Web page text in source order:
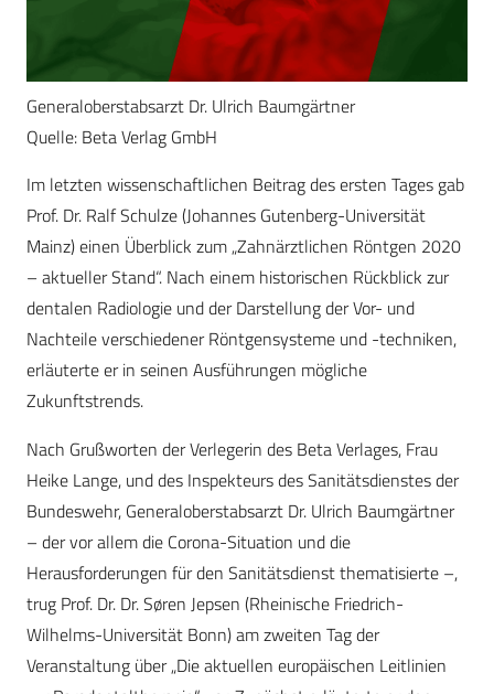
Generaloberstabsarzt Dr. Ulrich Baumgärtner
Quelle: Beta Verlag GmbH
Im letzten wissenschaftlichen Beitrag des ersten Tages gab
Prof. Dr. Ralf Schulze (Johannes Gutenberg-Universität
Mainz) einen Überblick zum „Zahnärztlichen Röntgen 2020
– aktueller Stand“. Nach einem historischen Rückblick zur
dentalen Radiologie und der Darstellung der Vor- und
Nachteile verschiedener Röntgensysteme und -techniken,
erläuterte er in seinen Ausführungen mögliche
Zukunftstrends.
Nach Grußworten der Verlegerin des Beta Verlages, Frau
Heike Lange, und des Inspekteurs des Sanitätsdienstes der
Bundeswehr, Generaloberstabsarzt Dr. Ulrich Baumgärtner
– der vor allem die Corona-Situation und die
Herausforderungen für den Sanitätsdienst thematisierte –,
trug Prof. Dr. Dr. Søren Jepsen (Rheinische Friedrich-
Wilhelms-Universität Bonn) am zweiten Tag der
Veranstaltung über „Die aktuellen europäischen Leitlinien